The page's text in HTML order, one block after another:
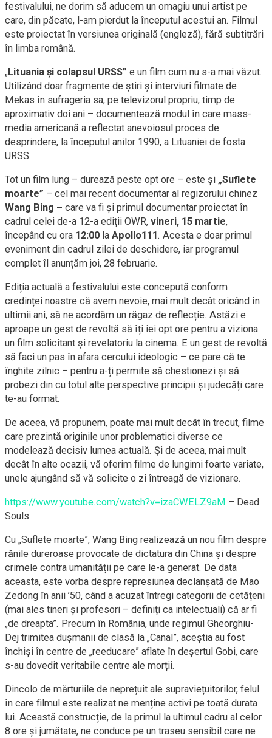
festivalului, ne dorim să aducem un omagiu unui artist pe
care, din păcate, l-am pierdut la începutul acestui an. Filmul
este proiectat în versiunea originală (engleză), fără subtitrări
în limba română.
„Lituania și colapsul URSS” e un film cum nu s-a mai văzut.
Utilizând doar fragmente de știri și interviuri filmate de
Mekas în sufrageria sa, pe televizorul propriu, timp de
aproximativ doi ani – documentează modul în care mass-
media americană a reflectat anevoiosul proces de
desprindere, la începutul anilor 1990, a Lituaniei de fosta
URSS.
Tot un film lung – durează peste opt ore – este și „Suflete
moarte” – cel mai recent documentar al regizorului chinez
Wang Bing – care va fi și primul documentar proiectat în
cadrul celei de-a 12-a ediții OWR, vineri, 15 martie,
începând cu ora 12:00 la Apollo111. Acesta e doar primul
eveniment din cadrul zilei de deschidere, iar programul
complet îl anunțăm joi, 28 februarie.
Ediția actuală a festivalului este concepută conform
credinței noastre că avem nevoie, mai mult decât oricând în
ultimii ani, să ne acordăm un răgaz de reflecție. Astăzi e
aproape un gest de revoltă să îți iei opt ore pentru a viziona
un film solicitant și revelatoriu la cinema. E un gest de revoltă
să faci un pas în afara cercului ideologic – ce pare că te
înghite zilnic – pentru a-ți permite să chestionezi și să
probezi din cu totul alte perspective principii și judecăți care
te-au format.
De aceea, vă propunem, poate mai mult decât în trecut, filme
care prezintă originile unor problematici diverse ce
modelează decisiv lumea actuală. Și de aceea, mai mult
decât în alte ocazii, vă oferim filme de lungimi foarte variate,
unele ajungând să vă solicite o zi întreagă de vizionare.
https://www.youtube.com/watch?v=izaCWELZ9aM – Dead
Souls
Cu „Suflete moarte”, Wang Bing realizează un nou film despre
rănile dureroase provocate de dictatura din China și despre
crimele contra umanității pe care le-a generat. De data
aceasta, este vorba despre represiunea declanșată de Mao
Zedong în anii ’50, când a acuzat întregi categorii de cetățeni
(mai ales tineri și profesori – definiți ca intelectuali) că ar fi
„de dreapta”. Precum în România, unde regimul Gheorghiu-
Dej trimitea dușmanii de clasă la „Canal”, aceștia au fost
închiși în centre de „reeducare” aflate în deșertul Gobi, care
s-au dovedit veritabile centre ale morții.
Dincolo de mărturiile de neprețuit ale supraviețuitorilor, felul
în care filmul este realizat ne menține activi pe toată durata
lui. Această construcție, de la primul la ultimul cadru al celor
8 ore și jumătate, ne conduce pe un traseu sensibil care ne